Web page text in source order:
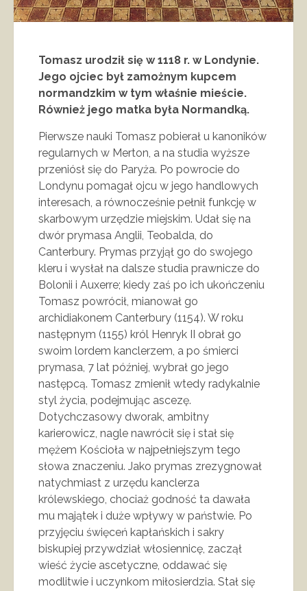
Tomasz urodził się w 1118 r. w Londynie.
Jego ojciec był zamożnym kupcem
normandzkim w tym właśnie mieście.
Również jego matka była Normandką.
Pierwsze nauki Tomasz pobierał u kanoników
regularnych w Merton, a na studia wyższe
przeniósł się do Paryża. Po powrocie do
Londynu pomagał ojcu w jego handlowych
interesach, a równocześnie pełnił funkcję w
skarbowym urzędzie miejskim. Udał się na
dwór prymasa Anglii, Teobalda, do
Canterbury. Prymas przyjął go do swojego
kleru i wysłał na dalsze studia prawnicze do
Bolonii i Auxerre; kiedy zaś po ich ukończeniu
Tomasz powrócił, mianował go
archidiakonem Canterbury (1154). W roku
następnym (1155) król Henryk II obrał go
swoim lordem kanclerzem, a po śmierci
prymasa, 7 lat później, wybrał go jego
następcą. Tomasz zmienił wtedy radykalnie
styl życia, podejmując ascezę.
Dotychczasowy dworak, ambitny
karierowicz, nagle nawrócił się i stał się
mężem Kościoła w najpełniejszym tego
słowa znaczeniu. Jako prymas zrezygnował
natychmiast z urzędu kanclerza
królewskiego, chociaż godność ta dawała
mu majątek i duże wpływy w państwie. Po
przyjęciu święceń kapłańskich i sakry
biskupiej przywdział włosiennicę, zaczął
wieść życie ascetyczne, oddawać się
modlitwie i uczynkom miłosierdzia. Stał się